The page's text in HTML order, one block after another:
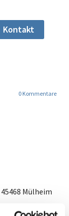
Kontakt
0 Kommentare
Mülheim